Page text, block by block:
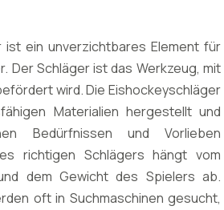
ist ein unverzichtbares Element für
Der Schläger ist das Werkzeug, mit
wird. Die Eishockeyschläger
Materialien hergestellt und
Bedürfnissen und Vorlieben
richtigen Schlägers hängt vom
dem Gewicht des Spielers ab.
oft in Suchmaschinen gesucht,